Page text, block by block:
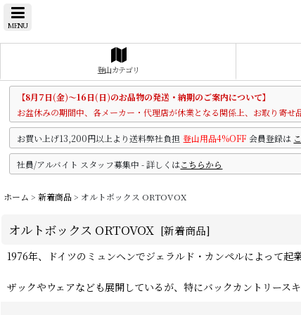
MENU
登山カテゴリ
【8月7日(金)～16日(日)のお品物の発送・納期のご案内について】
お盆休みの期間中、各メーカー・代理店が休業となる関係上、お取り寄
お買い上げ13,200円以上より送料弊社負担 登山用品4%OFF 会員登録は
社員/アルバイト スタッフ募集中 - 詳しくはこちらから
ホーム > 新着商品> オルトボックス ORTOVOX
オルトボックス ORTOVOX [新着商品]
1976年、ドイツのミュンヘンでジェラルド・カンペルによって
ザックやウェアなども展開しているが、特にバックカントリース